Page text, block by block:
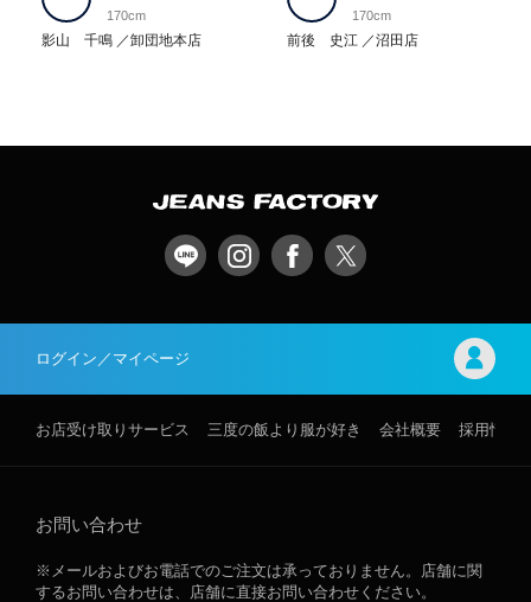
影山 千鳴 卸団地本店
170cm
前後 史江 沼田店
170cm
ログイン／マイページ
お店受け取りサービス 三度の飯より服が好き 会社概要 採用情報
お問い合わせ
※メールおよびお電話でのご注文は承っておりません。店舗に関
するお問い合わせは、店舗に直接お問い合わせください。